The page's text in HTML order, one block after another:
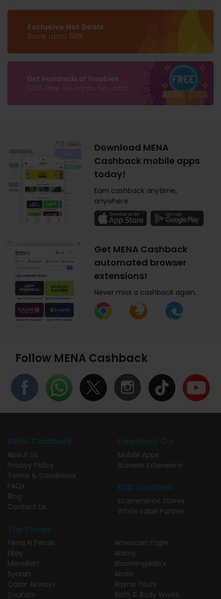
Download MENA
Cashback mobile apps
today!
Earn cashback anytime,
anywhere.
Get MENA Cashback
automated browser
extensions!
Never miss a cashback again.
Follow MENA Cashback
MENA Cashback
About Us
Privacy Policy
Terms & Conditions
FAQs
Blog
Contact Us
Download Our
Mobile Apps
Browser Extensions
B2B Solutions
Ecommerce Stores
White Label Partner
Top Stores
Ferns N Petals
EBay
Menakart
Syarah
Qatar Airways
SouKare
American Eagle
Alamy
Bloomingdale's
Airalo
Rayna Tours
Bath & Body Works